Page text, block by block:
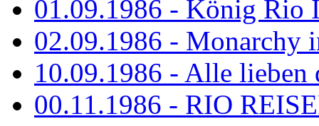
01.09.1986 - König Rio
02.09.1986 - Monarchy
10.09.1986 - Alle lieben
00.11.1986 - RIO